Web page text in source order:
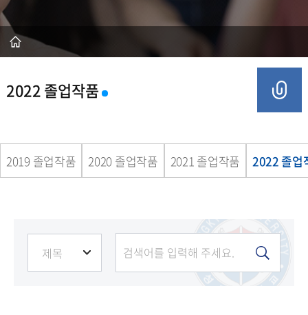
2022 졸업작품
2019 졸업작품 2020 졸업작품 2021 졸업작품 2022 졸업